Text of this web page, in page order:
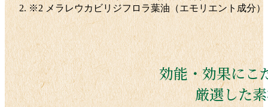
※2 メラレウカビリジフロラ葉油（エモリエント成分）
効能・効果にこ
厳選した